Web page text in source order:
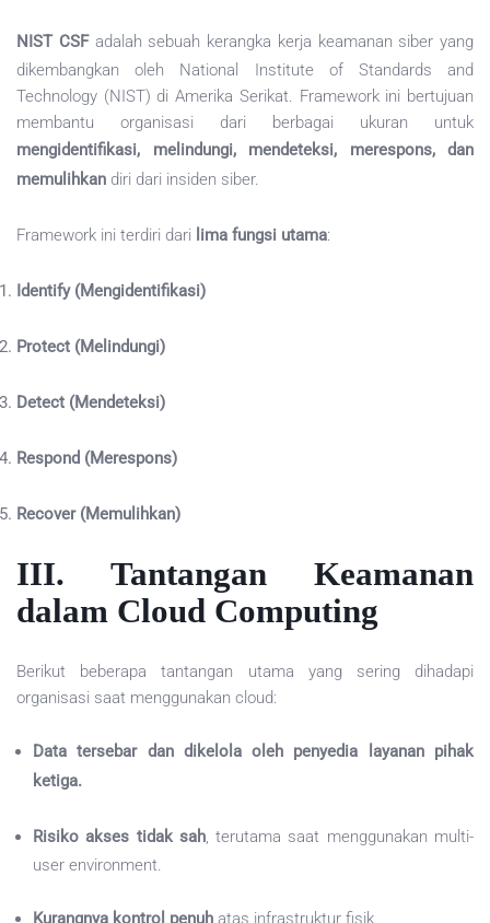
NIST CSFadalah sebuah kerangka kerja keamanan siber yang
dikembangkan oleh National Institute of Standards and
Technology (NIST) di Amerika Serikat. Framework ini bertujuan
membantu organisasi dari berbagai ukuran untuk
mengidentifikasi, melindungi, mendeteksi, merespons, dan
memulihkan diri dari insiden siber.
Framework ini terdiri dari lima fungsi utama:
Identify (Mengidentifikasi)
Protect (Melindungi)
Detect (Mendeteksi)
Respond (Merespons)
Recover (Memulihkan)
III. Tantangan Keamanan
dalam Cloud Computing
Berikut beberapa tantangan utama yang sering dihadapi
organisasi saat menggunakan cloud:
Data tersebar dan dikelola oleh penyedia layanan pihak
ketiga.
Risiko akses tidak sah, terutama saat menggunakan multi-
user environment.
Kurangnya kontrol penuh atas infrastruktur fisik.